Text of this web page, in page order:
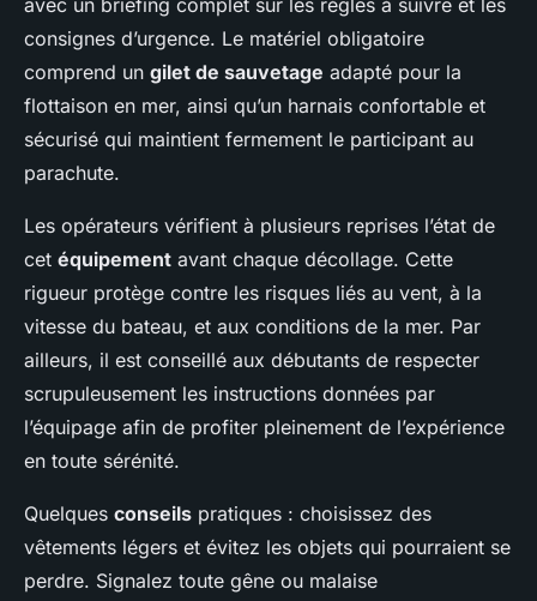
avec un briefing complet sur les règles à suivre et les
consignes d’urgence. Le matériel obligatoire
comprend un gilet de sauvetage adapté pour la
flottaison en mer, ainsi qu’un harnais confortable et
sécurisé qui maintient fermement le participant au
parachute.
Les opérateurs vérifient à plusieurs reprises l’état de
cet équipement avant chaque décollage. Cette
rigueur protège contre les risques liés au vent, à la
vitesse du bateau, et aux conditions de la mer. Par
ailleurs, il est conseillé aux débutants de respecter
scrupuleusement les instructions données par
l’équipage afin de profiter pleinement de l’expérience
en toute sérénité.
Quelques conseils pratiques : choisissez des
vêtements légers et évitez les objets qui pourraient se
perdre. Signalez toute gêne ou malaise